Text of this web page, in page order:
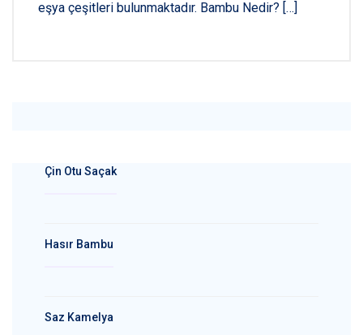
eşya çeşitleri bulunmaktadır. Bambu Nedir? […]
Çin Otu Saçak
Hasır Bambu
Saz Kamelya